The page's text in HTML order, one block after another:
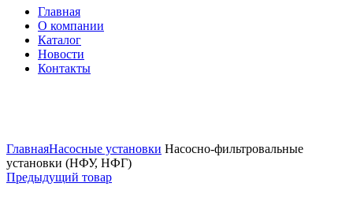
Главная
О компании
Каталог
Новости
Контакты
ГлавнаяНасосные установки Насосно-фильтровальные
установки (НФУ, НФГ)
Предыдущий товар